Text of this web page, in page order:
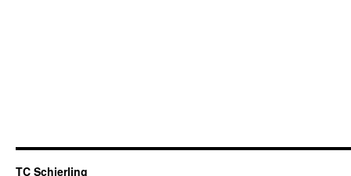
TC Schierling